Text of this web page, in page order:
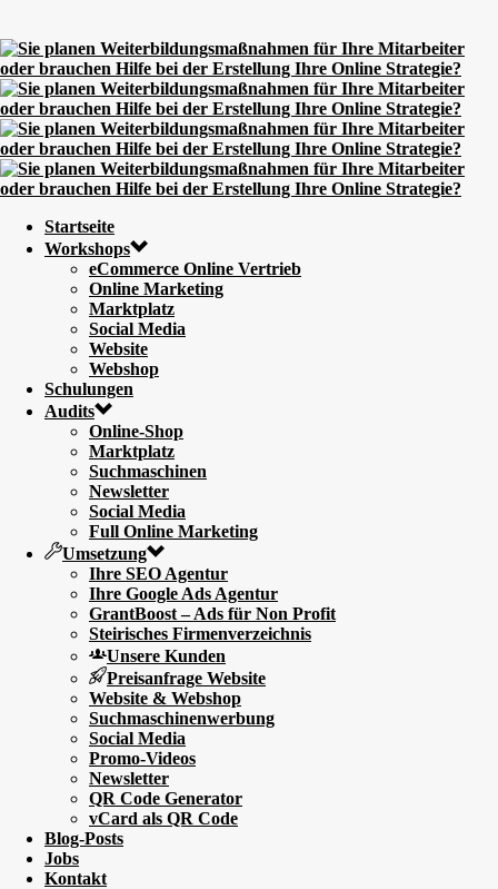
Startseite
Workshops
eCommerce Online Vertrieb
Online Marketing
Marktplatz
Social Media
Website
Webshop
Schulungen
Audits
Online-Shop
Marktplatz
Suchmaschinen
Newsletter
Social Media
Full Online Marketing
Umsetzung
Ihre SEO Agentur
Ihre Google Ads Agentur
GrantBoost – Ads für Non Profit
Steirisches Firmenverzeichnis
Unsere Kunden
Preisanfrage Website
Website & Webshop
Suchmaschinenwerbung
Social Media
Promo-Videos
Newsletter
QR Code Generator
vCard als QR Code
Blog-Posts
Jobs
Kontakt